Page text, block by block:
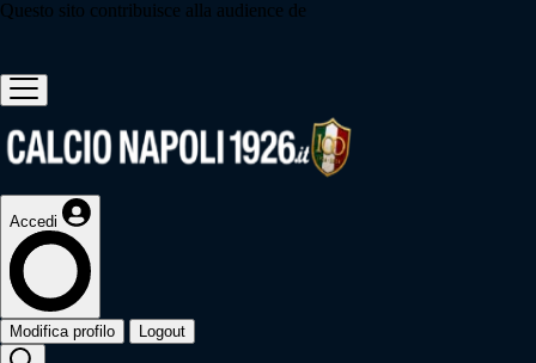
Questo sito contribuisce alla audience de
Accedi
Modifica profilo Logout